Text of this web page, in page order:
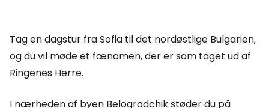
Tag en dagstur fra Sofia til det nordøstlige Bulgarien,
og du vil møde et fænomen, der er som taget ud af
Ringenes Herre.
I nærheden af byen Belogradchik støder du på